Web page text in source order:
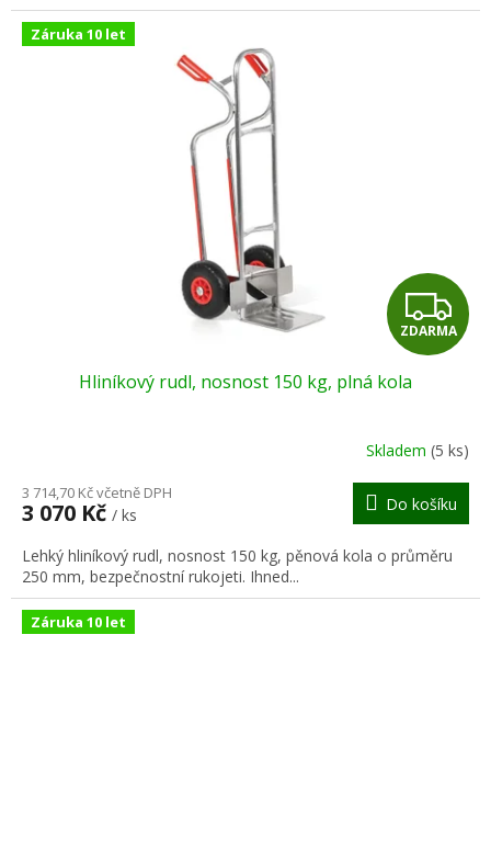
Záruka 10 let
Z
D
R
M
A
ZDARMA
Hliníkový rudl, nosnost 150 kg, plná kola
Skladem (5 ks)
3 714,70 Kč včetně DPH
3 070 Kč / ks
Do košíku
Lehký hliníkový rudl, nosnost 150 kg, pěnová kola o průměru
250 mm, bezpečnostní rukojeti. Ihned...
Záruka 10 let